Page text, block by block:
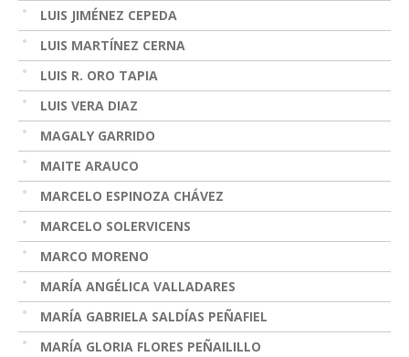
LUIS JIMÉNEZ CEPEDA
LUIS MARTÍNEZ CERNA
LUIS R. ORO TAPIA
LUIS VERA DIAZ
MAGALY GARRIDO
MAITE ARAUCO
MARCELO ESPINOZA CHÁVEZ
MARCELO SOLERVICENS
MARCO MORENO
MARÍA ANGÉLICA VALLADARES
MARÍA GABRIELA SALDÍAS PEÑAFIEL
MARÍA GLORIA FLORES PEÑAILILLO